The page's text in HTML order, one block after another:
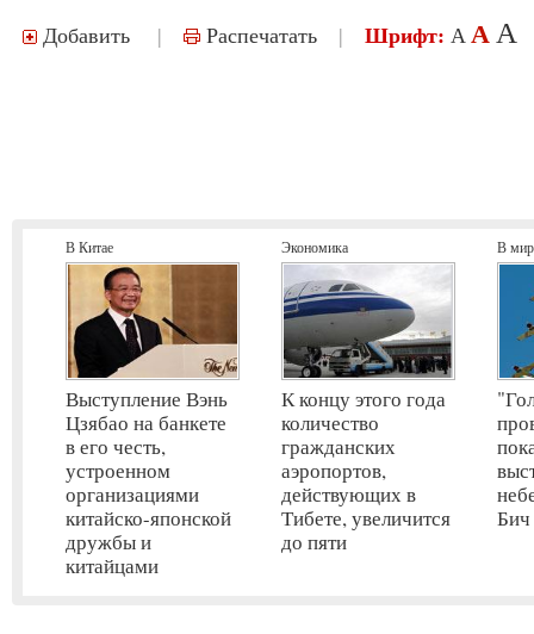
Добавить | Распечатать | Шрифт: A A A
В Китае
Выступление Вэнь
Цзябао на банкете
в его честь,
устроенном
организациями
китайско-японской
дружбы и
китайцами
Экономика
К концу этого года
количество
гражданских
аэропортов,
действующих в
Тибете, увеличится
до пяти
В
Бич